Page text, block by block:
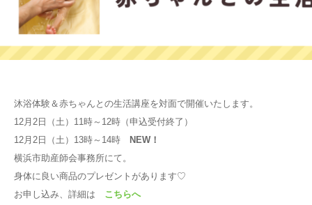
沐浴体験＆赤ちゃんとの生活講座を対面で開催いたします。
12月2日（土）11時～12時（申込受付終了）
12月2日（土）13時～14時
NEW！
横浜市助産師会事務所にて。
身体に良い商品のプレゼントがあります♡
お申し込み、詳細は こちらへ